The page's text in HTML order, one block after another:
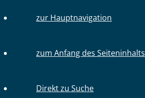
zur Hauptnavigation
zum Anfang des Seiteninhalts
Direkt zu Suche
INFORMATIONEN